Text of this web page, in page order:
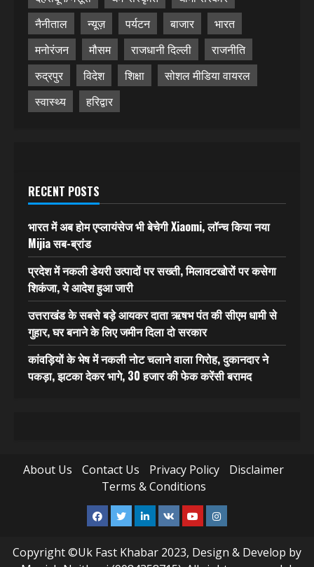
नैनीताल
न्यूज़ पर्यटन बाजार
भारत
मनोरंजन
मौसम राजधानी दिल्ली
राजनीति
रुद्रपुर
विदेश शिक्षा
सोशल मीडिया वायरल
स्वास्थ्य
हरिद्वार
RECENT POSTS
भारत में अब होम एप्लायंसेज भी बेचेगी Xiaomi, लॉन्च किया नया
Mijia सब-ब्रांड
प्रदेश में नकली डेयरी उत्पादों पर सख्ती, मिलावटखोरों पर कसेगा
शिकंजा, ये आदेश हुआ जारी
उत्तराखंड के सबसे बड़े आयकर दाता ऋषभ पंत की सीएम धामी से
गुहार, घर बनाने के लिए जमीन दिला दो सरकार
कांवड़ियों के भेष में नकली नोट चलाने वाला गिरोह, दुकानदार ने
पकड़ा, झटका देकर भागे, 30 हजार की फेक करेंसी बरामद
About Us Contact Us Privacy Policy
Disclaimer
Terms & Conditions
Facebook
TwitterLinkedin
VK YoutubeInstagram
Copyright ©Uk Fast Khabar 2023, Design & Develop by